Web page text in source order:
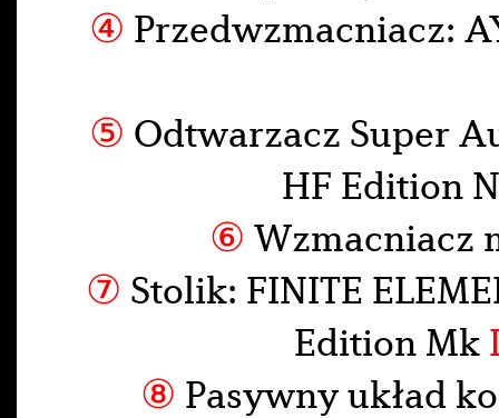
④ Przedwzmacniacz:
⑤ Odtwarzacz Super
HF Edition
⑥ Wzmacniacz
⑦ Stolik: FINITE
Edition Mk
⑧ Pasywny układ